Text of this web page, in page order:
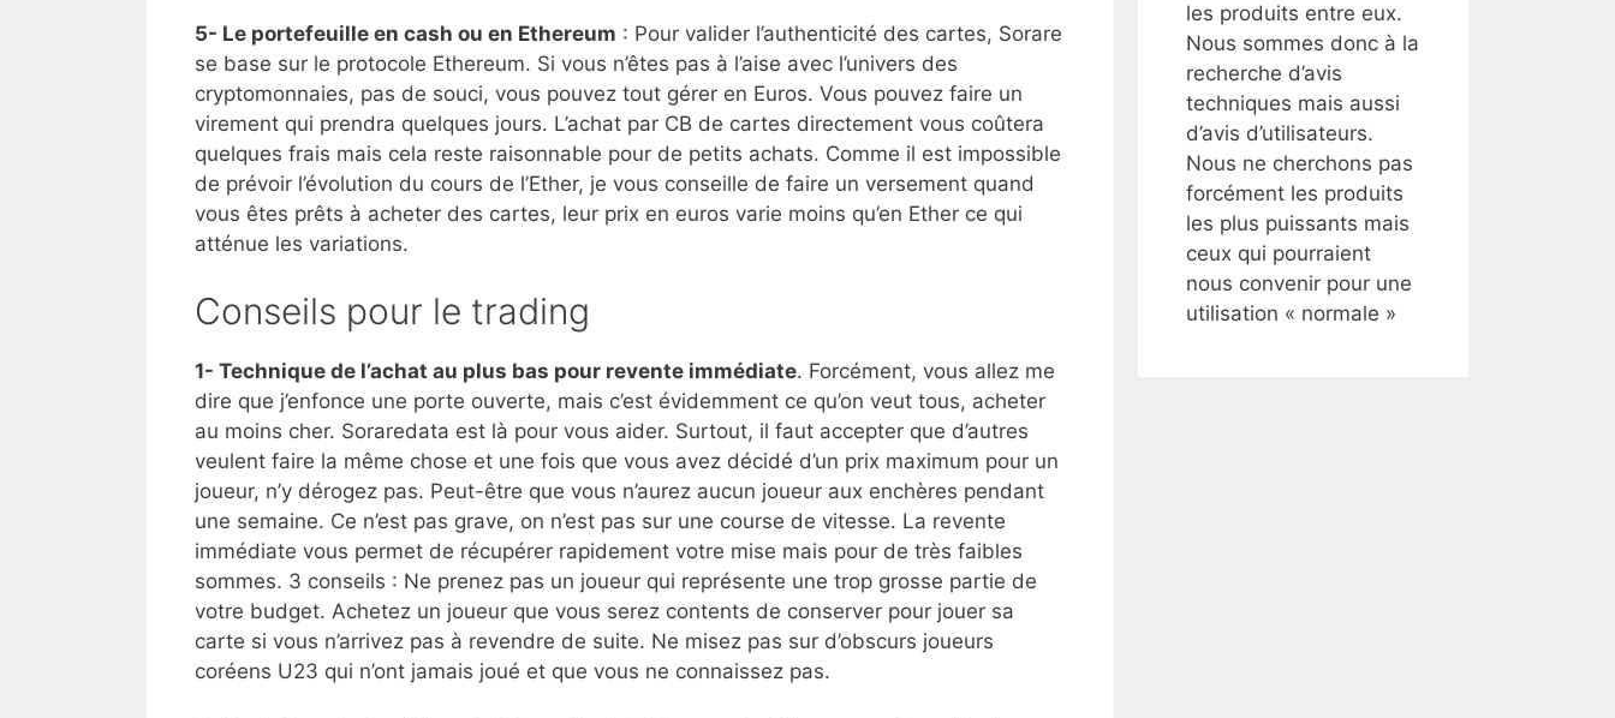
5- Le portefeuille en cash ou en Ethereum : Pour valider l’authenticité des cartes, Sorare
se base sur le protocole Ethereum. Si vous n’êtes pas à l’aise avec l’univers des
cryptomonnaies, pas de souci, vous pouvez tout gérer en Euros. Vous pouvez faire un
virement qui prendra quelques jours. L’achat par CB de cartes directement vous coûtera
quelques frais mais cela reste raisonnable pour de petits achats. Comme il est impossible
de prévoir l’évolution du cours de l’Ether, je vous conseille de faire un versement quand
vous êtes prêts à acheter des cartes, leur prix en euros varie moins qu’en Ether ce qui
atténue les variations.
Conseils pour le trading
1- Technique de l’achat au plus bas pour revente immédiate. Forcément, vous allez me
dire que j’enfonce une porte ouverte, mais c’est évidemment ce qu’on veut tous, acheter
au moins cher. Soraredata est là pour vous aider. Surtout, il faut accepter que d’autres
veulent faire la même chose et une fois que vous avez décidé d’un prix maximum pour un
joueur, n’y dérogez pas. Peut-être que vous n’aurez aucun joueur aux enchères pendant
une semaine. Ce n’est pas grave, on n’est pas sur une course de vitesse. La revente
immédiate vous permet de récupérer rapidement votre mise mais pour de très faibles
sommes. 3 conseils : Ne prenez pas un joueur qui représente une trop grosse partie de
votre budget. Achetez un joueur que vous serez contents de conserver pour jouer sa
carte si vous n’arrivez pas à revendre de suite. Ne misez pas sur d’obscurs joueurs
coréens U23 qui n’ont jamais joué et que vous ne connaissez pas.
les produits entre eux.
Nous sommes donc à la
recherche d’avis
techniques mais aussi
d’avis d’utilisateurs.
Nous ne cherchons pas
forcément les produits
les plus puissants mais
ceux qui pourraient
nous convenir pour une
utilisation « normale »